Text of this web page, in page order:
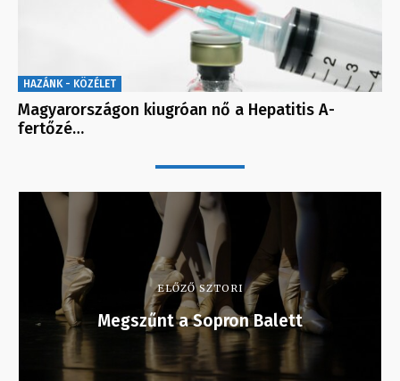
HAZÁNK - KÖZÉLET
Magyarországon kiugróan nő a Hepatitis A-
fertőzé…
ELŐZŐ SZTORI
Megszűnt a Sopron Balett